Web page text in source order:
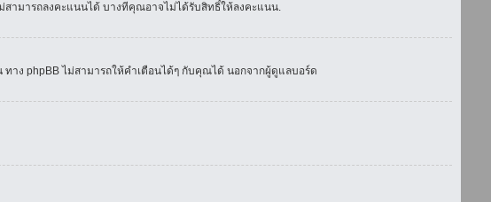
ามารถลงคะแนนได้ บางทีคุณอาจไม่ได้รับสิทธิ์ให้ลงคะแนน.
ง phpBB ไม่สามารถให้คำเตือนได้ๆ กับคุณได้ นอกจากผู้ดูแลบอร์ด